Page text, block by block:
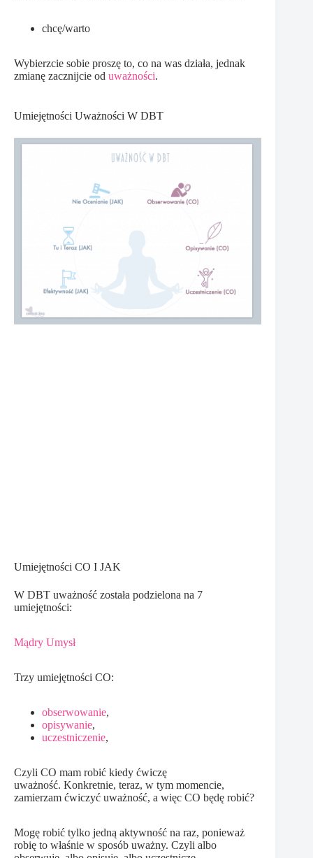
chcę/warto
Wybierzcie sobie proszę to, co na was działa, jednak
zmianę zacznijcie od uważności.
Umiejętności Uważności W DBT
Umiejętności CO I JAK
W DBT uważność została podzielona na 7
umiejętności:
Mądry Umysł
Trzy umiejętności CO:
obserwowanie,
opisywanie,
uczestniczenie,
Czyli CO mam robić kiedy ćwiczę
uważność. Konkretnie, teraz, w tym momencie,
zamierzam ćwiczyć uważność, a więc CO będę robić?
Mogę robić tylko jedną aktywność na raz, ponieważ
robię to właśnie w sposób uważny. Czyli albo